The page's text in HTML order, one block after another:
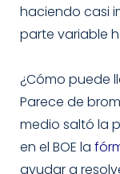
haciendo casi
parte variable
¿Cómo puede
Parece de
medio saltó la
en el BOE la
ayudar a